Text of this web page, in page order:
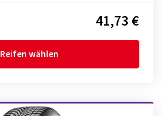
41,73 €
Reifen wählen